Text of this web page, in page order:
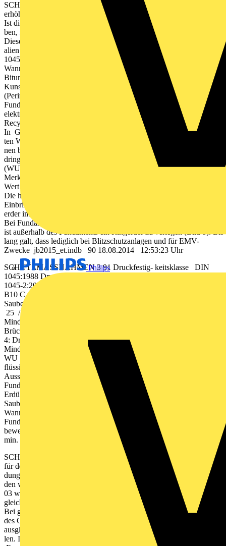
Philips
SCHUTZMASSNAHMEN 3 90 Was sind Fundamente mit
erhöhtem Erdübergangs- widerstand?
Ist die notwendige Erdfühligkeit des Erders im Fundament nicht
ben, muss außerhalb des Fundaments ein Ringerder verlegt werden.
Diese Fälle treten z. B. bei der Verwendung folgender Baumateri-
alien auf: (1) wasserundurchlässiger Beton nach DIN 206-1 und
1045-2 (weiße Wanne), (2) Bitumenabdichtungen (schwarze
Wanne), z. B. Bitumenbahnen, kunststoffmodifizierte
Bitumendickbeschichtung (KMB), (3) schlagzähe
Kunststoffbahnen (z. B. PVC-Noppenfolien), (4) Wärmedämmung
(Perimeterdämmung) auf den Unterseiten und Seitenwänden der
Fundamente oder (5) zusätzlich eingebrachte, kapillarbrechende,
elektrisch schlecht leitende Bodenschichten, z. B. aus
Recyclingmaterial, Glas-schaum.
In Gebieten mit hohem Grundwasserspiegel werden Bauwerke
ten Wannenabdichtungen unterscheidet man braune, schwarze und
nen bzw. schwarzen Wannen verhindert ein Quelltongemisch
dringen des Wassers. Bei weißen Wannen kommen Betonsorten
(WU-)Beton“ verwendet. Weitere
Merkmale des wasserundurchlässigen Betons sind ein
Wert ≤ 0,6 und ein Mindestzementgehalt von 280 kg/m 3 Beton.
Die heutige Wärmeschutzverordnung fordert in vielen Fällen das
Einbringen zusätzlicher Perimeterdämmungen. Wird diese
erder im Beton elektrisch isoliert gegen das Erdreich.
Bei Fundamenten, die die Bedingungen nach (1) bis (5) erfüllen,
ist außerhalb des Fundaments ein Ringerder zu verlegen (Bild 5). Bis-
lang galt, dass lediglich bei Blitzschutzanlagen und für EMV-
Zwecke jb2015_et.indb 90 18.08.2014 12:53:23 Uhr
SCHUTZMASSNAHMEN 3 91 Druckfestig- keitsklasse DIN
1045:1988 Druckfestigkeitsklasse DIN EN 206-1:2001-07/ DIN
1045-2:2008-08 Anwendung B5 C 8 / 10 Sauberkeitsschicht
B10 C 8 / 10 Sauberkeitsschicht B15 C 12 / 15
Sauberkeitsschicht B25 C 20 / 25 Boden-, Deckenplatte B30 C
25 / 30 Mindestanforderung WU-Beton B35 C 30 / 37
Mindestanforderung FD-/ FDE-Beton B45 C 35 / 45 Industrie-,
Brücken-, Sonderbauten B55 C 45 / 55 Bild
4: Druckfestigkeitsklassen von Beton C = Concrete (Beton)
Mindestdruckfestigkeit Würfel Mindestdruckfestigkeit Zylinder
WU = wasserundurchlässig, FD = flüssigkeitsdicht, FDE =
flüssigkeitsdicht nach Eindringprüfung Quelle: DAfStB (Deutscher
Ausschuss für Stahlbeton) Bild 5: Verlegung des Ring- und
Fundamenterders bei einem Fundament mit erhöhtem
Erdübergangswiderstand Ringerder V 4A W-St.-Nr. 1.4571
Sauberkeitsschicht Bitumenbahn Fundamenterder verzinkt
Wannenkonstruktion Bewehrungseisen Verbindung Ringerder und
Fundmenterder an allen Ableitungen Ableitung zum Dach
bewehrte Bodenplatte Bewehrungs- anschluss Anschluss- fahnen
min. 1,50 m jb2015_et.indb 91 18.08.2014 12:53:23 Uhr
SCHUTZMASSNAHMEN 3 92
für den Potentialausgleich im Fundament ein zusätzlicher Rund-
dungsschiene und ggf. weiteren Potentialausgleichsschienen verbun-
den wird. In der neuen DIN 18014:2014-
03 wird bei Fundamenten mit erhöhtem Erdübergangswiderstand
gleichsleiter genannt.
Bei größeren objekten ist der außenliegende Ringerder alle 20 m
des Gebäudeumfanges mit dem innenliegenden Funktionspotential-
ausgleichsleiter zu vebinden. Bei Blitzschutzsystemen ist zusätzlich
len. Im Falle eines Blitzeinschlags dürfen keine Überschläge im